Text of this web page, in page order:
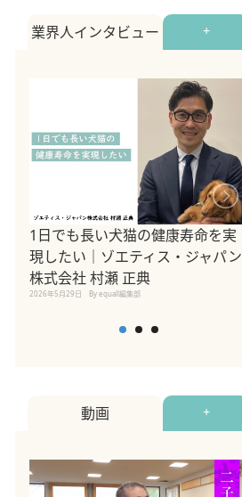
業界人インタビュー +
1日でも長い犬猫の健康寿命を実
現したい｜ゾエティス・ジャパン
株式会社 村瀬 正典
2026年5月29日 By equall編集部
動画 +